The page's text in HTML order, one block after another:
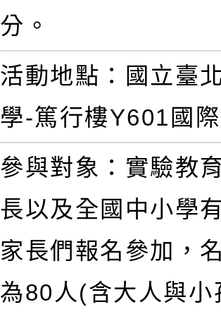
分。
活動地點：國立臺
學-篤行樓Y601國
參與對象：實驗教
長以及全國中小學
家長們報名參加，
為80人(含大人與小